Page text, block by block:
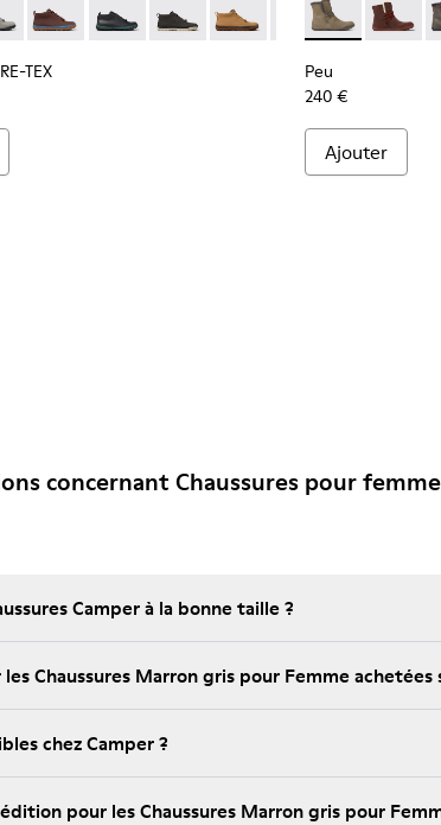
TEX - K400481-015 - Baskets en cuir marron
Pista GORE-TEX - K400481-027
Peu Pista GORE-TEX - K400481-026
Peu Pista GORE-TEX - K400481-023
Peu Pista GORE-TEX - K400481-
Peu Pista GORE-TEX -
Peu Pista GORE-
Peu PistaPeu
TEX
Peu - Peu -
Peu
240 €
Ajouter
concernant Chaussures pour
Camper à la bonne taille ?
Chaussures Marron gris pour Femme
chez Camper ?
pour les Chaussures Marron gris pour